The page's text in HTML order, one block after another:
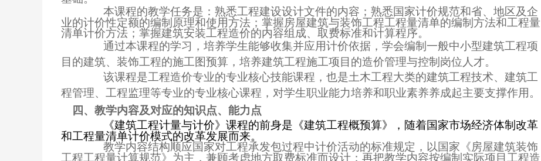
本课程的教学任务是：熟悉工程建设设计文件的内容；熟悉国家计价规范和省、地区及企
业的计价性定额的编制原理和使用方法；掌握房屋建筑与装饰工程工程量清单的编制方法和工程量
清单计价方法；掌握建筑安装工程造价的内容组成、取费标准和计算程序。
通过本课程的学习，培养学生能够收集并应用计价依据，学会编制一般中小型建筑工程项
目的建筑、装饰工程的施工图预算，培养建筑工程施工项目的造价管理与控制岗位人才。
该课程是工程造价专业的专业核心技能课程，也是土木工程大类的建筑工程技术、建筑工
程管理、工程监理等专业的专业核心课程，对学生职业能力培养和职业素养养成起主要支撑作用。
四、教学内容及对应的知识点、能力点
《建筑工程计量与计价》课程的前身是《建筑工程概预算》，随着国家市场经济体制改革
和工程量清单计价模式的改革发展而来。
教学内容结构顺应国家对工程承发包过程中计价活动的标准规定，以国家《房屋建筑装饰
工程工程量计算规范》为主，兼顾考虑地方取费标准而设计；再把教学内容按编制实际项目工程造